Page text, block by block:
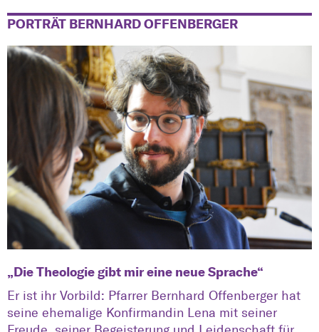
PORTRÄT BERNHARD OFFENBERGER
„Die Theologie gibt mir eine neue Sprache“
Er ist ihr Vorbild: Pfarrer Bernhard Offenberger hat
seine ehemalige Konfirmandin Lena mit seiner